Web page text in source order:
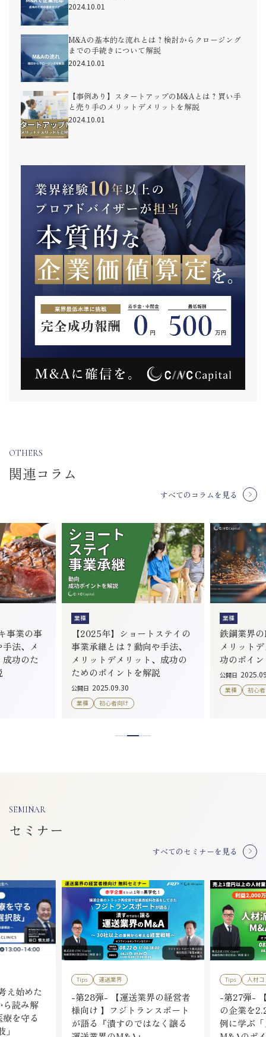
2024.10.01
M&Aの基本的な流れとは？検討からクロージング
までの手続きについて解説
2024.10.01
【事例あり】スタートアップのM&Aとは？買い手
と売り手のメリットデメリットを解説
2024.10.01
OTHERS
関連コラム
すべてのコラムを見る
事業の事
法、メ
功のた
業種
【2025年】ショートステイの
事業承継とは？動向や手法、
メリットデメリット、成功の
ためのポイントを解説
公開日 2025.09.30
業種 初心者向け
業種
鉄鋼業界
メリット
功のポイ
公開日
業種 初心
SEMINAR
セミナー
すべてのセミナーを見る
え始めた
ら読み解
を守る
Tips 運送業界
-第28弾- 【運送業界の経営者
様向け 】フジトランスポート
が語る『潰すのではなく譲る
Tips 人材
-第27弾-
の企業を
例に学ぶ